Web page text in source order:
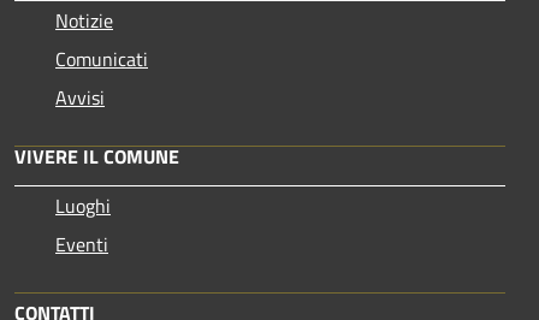
Notizie
Comunicati
Avvisi
VIVERE IL COMUNE
Luoghi
Eventi
CONTATTI